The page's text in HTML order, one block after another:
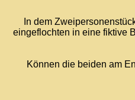
In dem
eingeflochten in eine fiktive
Können die beiden am